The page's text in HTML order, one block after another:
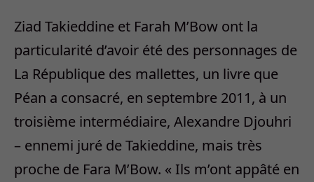
Ziad Takieddine et Farah M’Bow ont la
particularité d’avoir été des personnages de
La République des mallettes, un livre que
Péan a consacré, en septembre 2011, à un
troisième intermédiaire, Alexandre Djouhri
– ennemi juré de Takieddine, mais très
proche de Fara M’Bow. « Ils m’ont appâté en